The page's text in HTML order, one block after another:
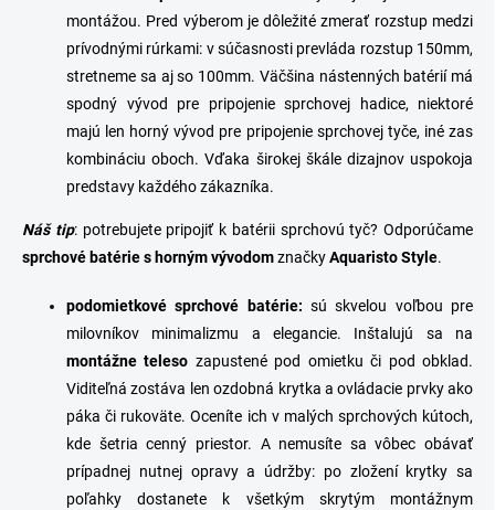
montážou. Pred výberom je dôležité zmerať rozstup medzi
prívodnými rúrkami: v súčasnosti prevláda rozstup 150mm,
stretneme sa aj so 100mm. Väčšina nástenných batérií má
spodný vývod pre pripojenie sprchovej hadice, niektoré
majú len horný vývod pre pripojenie sprchovej tyče, iné zas
kombináciu oboch. Vďaka širokej škále dizajnov uspokoja
predstavy každého zákazníka.
Náš tip: potrebujete pripojiť k batérii sprchovú tyč? Odporúčame
sprchové batérie s horným vývodomznačkyAquaristo Style.
podomietkové sprchové batérie: sú skvelou voľbou pre
milovníkov minimalizmu a elegancie. Inštalujú sa na
montážne teleso zapustené pod omietku či pod obklad.
Viditeľná zostáva len ozdobná krytka a ovládacie prvky ako
páka či rukoväte. Oceníte ich v malých sprchových kútoch,
kde šetria cenný priestor. A nemusíte sa vôbec obávať
prípadnej nutnej opravy a údržby: po zložení krytky sa
poľahky dostanete k všetkým skrytým montážnym